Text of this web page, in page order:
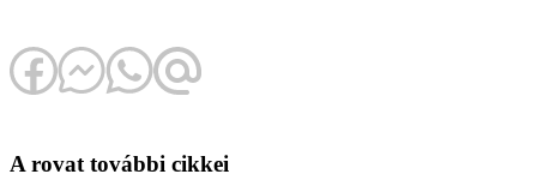
A rovat további cikkei